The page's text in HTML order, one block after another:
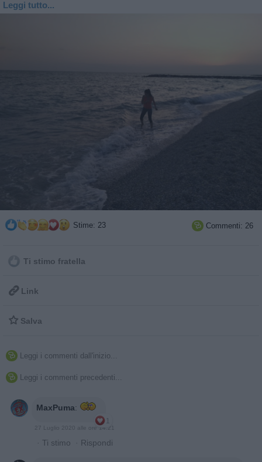
Leggi tutto...
Stime: 23  Commenti: 26
Ti stimo fratella
 Link
 Salva
 Leggi i commenti dall'inizio...
 Leggi i commenti precedenti...
MaxPuma:
1
27 Luglio 2020 alle ore 14:21
· Ti stimo · Rispondi